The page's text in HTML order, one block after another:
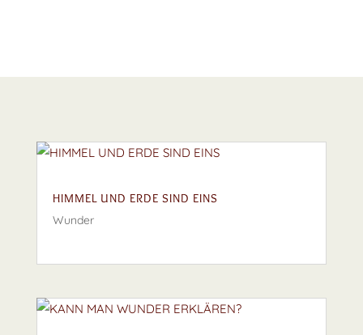
HIMMEL UND ERDE SIND EINS
Wunder